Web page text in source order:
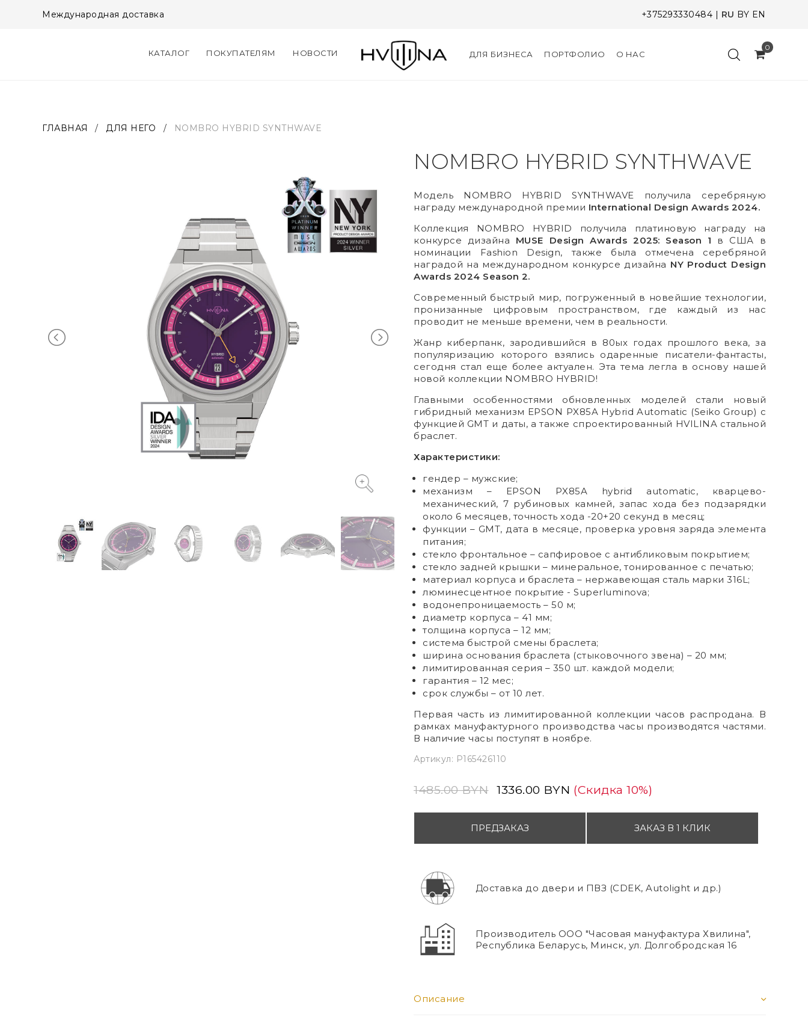
Международная доставка +375293330484 | RU BY EN
КАТАЛОГ ПОКУПАТЕЛЯМ НОВОСТИ ДЛЯ БИЗНЕСА ПОРТФОЛИО О НАС
0
ГЛАВНАЯ / ДЛЯ НЕГО / NOMBRO HYBRID SYNTHWAVE
NOMBRO HYBRID SYNTHWAVE
Модель NOMBRO HYBRID SYNTHWAVE получила серебряную
награду международной премии International Design Awards 2024.
Коллекция NOMBRO HYBRID получила платиновую награду на
конкурсе дизайна
MUSE Design Awards 2025: Season 1
в США в
номинации Fashion Design, также была отмечена серебряной
наградой на международном конкурсе дизайна NY Product Design
Awards 2024 Season 2.
Современный быстрый мир, погруженный в новейшие технологии,
пронизанные цифровым пространством, где каждый из нас
проводит не меньше времени, чем в реальности.
Жанр киберпанк, зародившийся в 80ых годах прошлого века, за
популяризацию которого взялись одаренные писатели-фантасты,
сегодня стал еще более актуален. Эта тема легла в основу нашей
новой коллекции NOMBRO HYBRID!
Главными особенностями обновленных моделей стали новый
гибридный механизм EPSON PX85A Hybrid Automatic (Seiko Group) с
функцией GMT и даты, а также спроектированный HVILINA стальной
браслет.
Характеристики:
гендер – мужские;
механизм – EPSON PX85A hybrid automatic, кварцево-
механический, 7 рубиновых камней, запас хода без подзарядки
около 6 месяцев, точность хода -20+20 секунд в месяц;
функции – GMT, дата в месяце, проверка уровня заряда элемента
питания;
стекло фронтальное – сапфировое с антибликовым покрытием;
стекло задней крышки – минеральное, тонированное с печатью;
материал корпуса и браслета – нержавеющая сталь марки 316L;
люминесцентное покрытие - Superluminova;
водонепроницаемость – 50 м;
диаметр корпуса – 41 мм;
толщина корпуса – 12 мм;
система быстрой смены браслета;
ширина основания браслета (стыковочного звена) – 20 мм;
лимитированная серия – 350 шт. каждой модели;
гарантия – 12 мес;
срок службы – от 10 лет.
Первая часть из лимитированной коллекции часов распродана. В
рамках мануфактурного производства часы производятся частями.
В наличие часы поступят в ноябре.
Артикул: P165426110
1485.00 BYN 1336.00 BYN (Скидка 10%)
ПРЕДЗАКАЗ ЗАКАЗ В 1 КЛИК
Доставка до двери и ПВЗ (CDEK, Autolight и др.)
Производитель ООО "Часовая мануфактура Хвилина",
Республика Беларусь, Минск, ул. Долгобродская 16
Описание